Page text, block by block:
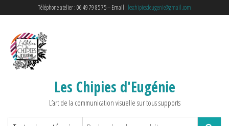
Téléphone atelier : 06 49 79 85 75 – Email : leschipiesdeugenie@gmail.com
Les Chipies d'Eugénie
L’art de la communication visuelle sur tous supports